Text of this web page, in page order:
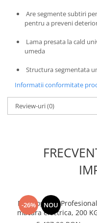
independente
Motoburghiu/Foreza
Pachete Incorporabile
Plasa umbrire
Pompe de stropit
Radiatoare
Sobe pe gaz & electrice
Suflante & Aspiratoare
Unelte Gradinarit
Ventilatoare & Sisteme
Are segmente subtiri
pentru a preveni
Lama presata la cald
umeda
Structura segmentata
Informatii conformitate
Review-uri(0)
-26% NOU
Electropalan
macara electrica, 200